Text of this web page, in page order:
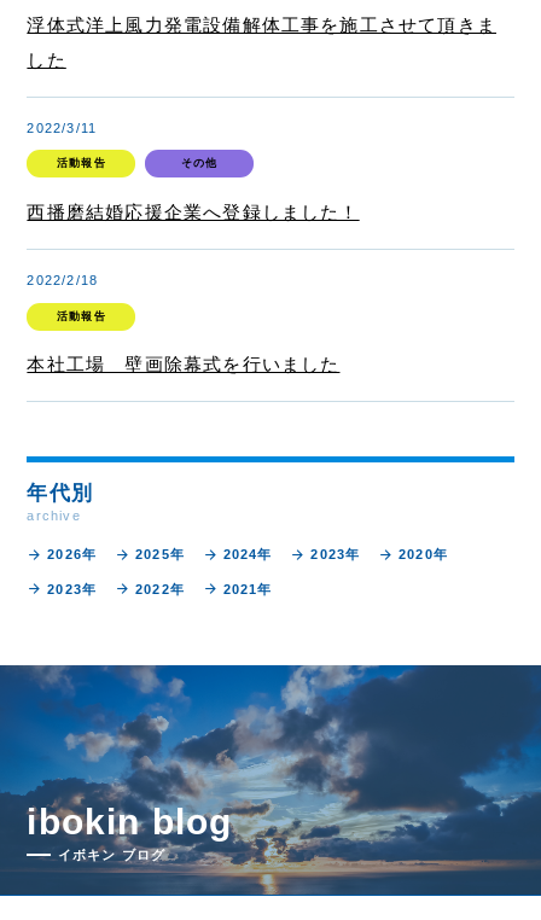
ご相談・ご質問はお気軽にどうぞ。
浮体式洋上風力発電設備解体工事を施工させて頂きま
した
2022/3/11
活動報告 その他
西播磨結婚応援企業へ登録しました！
2022/2/18
活動報告
本社工場 壁画除幕式を行いました
年代別
archive
arrow_forward 2026年 arrow_forward 2025年 arrow_forward 2024年 arrow_forward 2023年 arrow_forward 2020年
arrow_forward 2023年 arrow_forward 2022年 arrow_forward 2021年
ibokin blog
イボキン ブログ